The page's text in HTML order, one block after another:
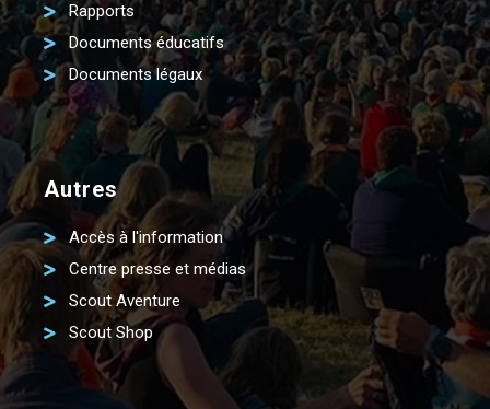
Rapports
Documents éducatifs
Documents légaux
Autres
Accès à l'information
Centre presse et médias
Scout Aventure
Scout Shop